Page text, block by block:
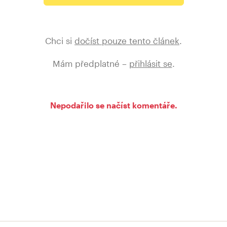
Chci si dočíst pouze tento článek.
Mám předplatné – přihlásit se.
Nepodařilo se načíst komentáře.